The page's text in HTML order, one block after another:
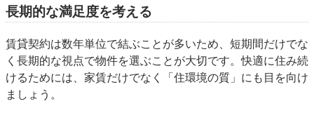
長期的な満足度を考える
賃貸契約は数年単位で結ぶことが多いため、短期間だけでな
く長期的な視点で物件を選ぶことが大切です。快適に住み続
けるためには、家賃だけでなく「住環境の質」にも目を向け
ましょう。